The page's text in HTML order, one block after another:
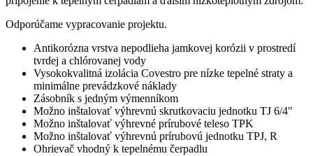
Odporúčame vypracovanie projektu.
Antikorózna vrstva nepodlieha jamkovej korózii v prostredí
tvrdej a chlórovanej vody
Vysokokvalitná izolácia Covestro pre nízke tepelné straty a
minimálne prevádzkové náklady
Zásobník s jedným výmenníkom
Možno inštalovať výhrevnú skrutkovaciu jednotku TJ 6/4"
Možno inštalovať výhrevné prírubové teleso TPK
Možno inštalovať výhrevnú prírubovú jednotku TPJ, R
Ohrievač vhodný k tepelnému čerpadlu